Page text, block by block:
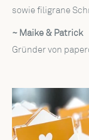
sowie filigrane
~ Maike & Patrick
Gründer von